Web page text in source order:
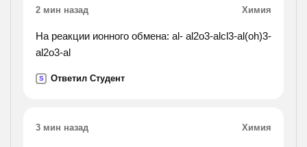
2 мин назад Химия
На реакции ионного обмена: al- al2o3-alcl3-al(oh)3-
al2o3-al
S Ответил Студент
3 мин назад Химия